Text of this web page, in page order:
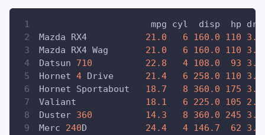
mpg cyl  disp  hp
Mazda RX4 21.0 6 160.0 110
Mazda RX4 Wag 21.0 6 160.0 110
Datsun 710 22.8 4 108.0 93
Hornet 4 Drive 21.4 6 258.0 110
Hornet Sportabout 18.7 8 360.0 175
Valiant 18.1 6 225.0 105
Duster 360 14.3 8 360.0 245
Merc 240D 24.4 4 146.7 62